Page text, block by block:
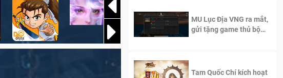
MU Lục Địa VNG ra mắt,
gửi tặng game thủ bộ
Tam Quốc Chí kích hoạt